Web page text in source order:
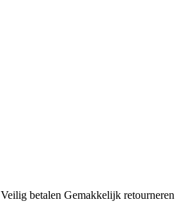
Veilig betalen Gemakkelijk retourneren